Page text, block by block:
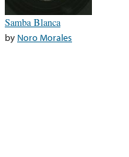
Samba Blanca
by Noro Morales